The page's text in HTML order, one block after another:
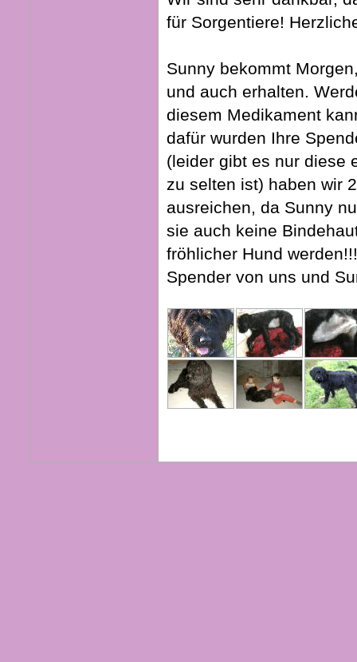
für Sorgentiere!
Sunny bekommt
und auch erhalten.
diesem Medikament
dafür wurden Ihre
(leider gibt es nur diese
zu selten ist) haben wir
ausreichen, da Sunny
sie auch keine
fröhlicher Hund
Spender von uns und